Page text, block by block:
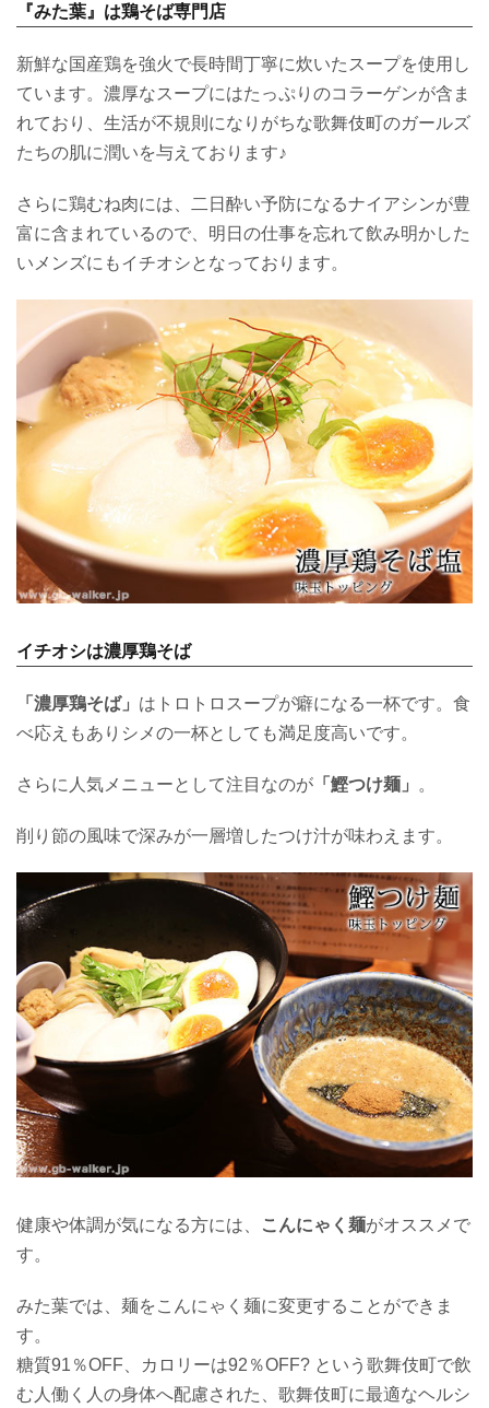
『みた葉』は鶏そば専門店
新鮮な国産鶏を強火で長時間丁寧に炊いたスープを使用し
ています。濃厚なスープにはたっぷりのコラーゲンが含ま
れており、生活が不規則になりがちな歌舞伎町のガールズ
たちの肌に潤いを与えております♪
さらに鶏むね肉には、二日酔い予防になるナイアシンが豊
富に含まれているので、明日の仕事を忘れて飲み明かした
いメンズにもイチオシとなっております。
イチオシは濃厚鶏そば
「濃厚鶏そば」 はトロトロスープが癖になる一杯です。食
べ応えもありシメの一杯としても満足度高いです。
さらに人気メニューとして注目なのが 「鰹つけ麺」 。
削り節の風味で深みが一層増したつけ汁が味わえます。
健康や体調が気になる方には、 こんにゃく麺がオススメで
す。
みた葉では、麺をこんにゃく麺に変更することができま
す。
糖質91％OFF、カロリーは92％OFF? という歌舞伎町で飲
む人働く人の身体へ配慮された、歌舞伎町に最適なヘルシ